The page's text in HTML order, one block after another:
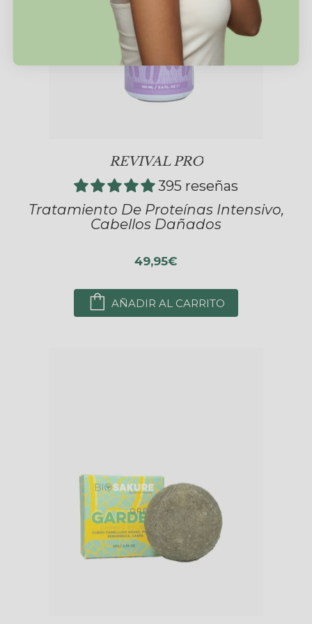
REVIVAL PRO
395 reseñas
Tratamiento De Proteínas Intensivo,
Cabellos Dañados
49,95€
AÑADIR AL CARRITO